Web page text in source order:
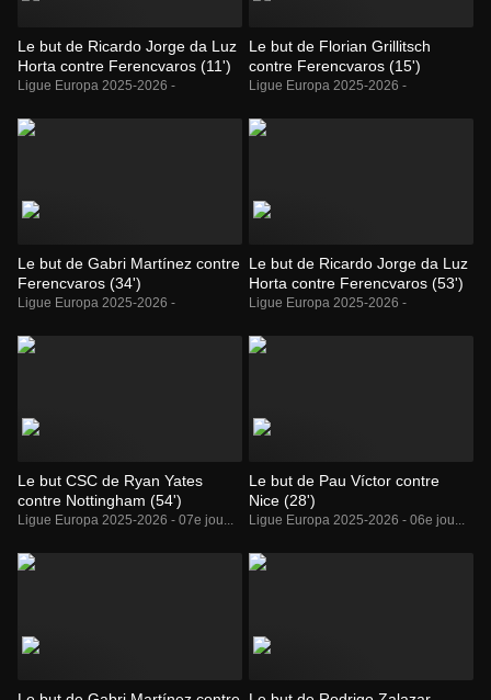
Le but de Ricardo Jorge da Luz
Horta contre Ferencvaros (11')
Ligue Europa 2025-2026 -
Le but de Florian Grillitsch
contre Ferencvaros (15')
Ligue Europa 2025-2026 -
Le but de Gabri Martínez contre
Ferencvaros (34')
Ligue Europa 2025-2026 -
Le but de Ricardo Jorge da Luz
Horta contre Ferencvaros (53')
Ligue Europa 2025-2026 -
Le but CSC de Ryan Yates
contre Nottingham (54')
Ligue Europa 2025-2026 - 07e jou...
Le but de Pau Víctor contre
Nice (28')
Ligue Europa 2025-2026 - 06e jou...